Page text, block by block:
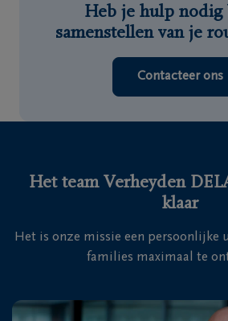
Heb je hulp nodig
samenstellen van je
Contacteer ons
Het team Verheyden
klaar
Het is onze missie een persoonlijke
families maximaal te